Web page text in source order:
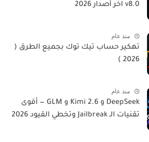
v8.0 اخر أصدار 2026
منذ عام
تهكير حساب تيك توك بجميع الطرق (
2026 )
منذ عام
DeepSeek و Kimi 2.6 و GLM — أقوى
تقنيات الـ Jailbreak وتخطي القيود 2026